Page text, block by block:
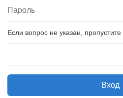
Если вопрос не указан, пропустите
Вход